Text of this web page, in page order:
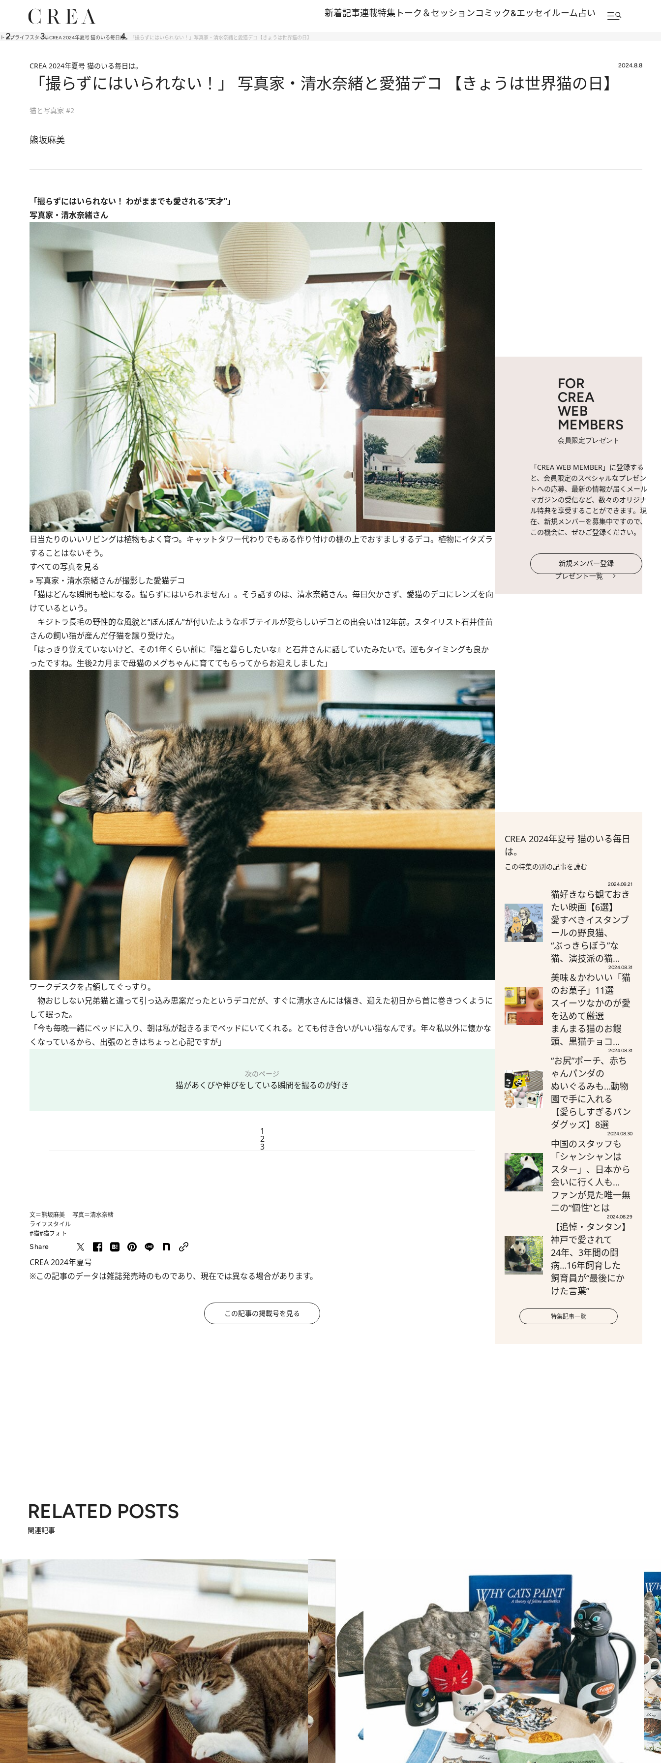
新着記事連載特集 トーク＆セッションコミック&エッセイルーム占い
トップライフスタイルCREA 2024年夏号 猫のいる毎日は。 「撮らずにはいられない！」写真家・清水奈緒と愛猫デコ【きょうは世界猫の日】
CREA 2024年夏号 猫のいる毎日は。 2024.8.8
「撮らずにはいられない！」 写真家・清水奈緒と愛猫デコ 【きょうは世界猫の日】
猫と写真家 #2
熊坂麻美
「撮らずにはいられない！ わがままでも愛される“天才”」
写真家・清水奈緒さん
日当たりのいいリビングは植物もよく育つ。キャットタワー代わりでもある作り付けの棚の上でおすましするデコ。植物にイタズラ
することはないそう。
すべての写真を見る
»写真家・清水奈緒さんが撮影した愛猫デコ
「猫はどんな瞬間も絵になる。撮らずにはいられません」。そう話すのは、清水奈緒さん。毎日欠かさず、愛猫のデコにレンズを向
けているという。
キジトラ長毛の野性的な風貌と“ぽんぽん”が付いたようなボブテイルが愛らしいデコとの出会いは12年前。スタイリスト石井佳苗
さんの飼い猫が産んだ仔猫を譲り受けた。
「はっきり覚えていないけど、その1年くらい前に『猫と暮らしたいな』と石井さんに話していたみたいで。運もタイミングも良か
ったですね。生後2カ月まで母猫のメグちゃんに育ててもらってからお迎えしました」
ワークデスクを占領してぐっすり。
物おじしない兄弟猫と違って引っ込み思案だったというデコだが、すぐに清水さんには懐き、迎えた初日から首に巻きつくように
して眠った。
「今も毎晩一緒にベッドに入り、朝は私が起きるまでベッドにいてくれる。とても付き合いがいい猫なんです。年々私以外に懐かな
くなっているから、出張のときはちょっと心配ですが」
次のページ
猫があくびや伸びをしている瞬間を撮るのが好き
1
2
3
文＝熊坂麻美 写真＝清水奈緒
ライフスタイル
#猫#猫フォト
Share
CREA 2024年夏号
※この記事のデータは雑誌発売時のものであり、現在では異なる場合があります。
この記事の掲載号を見る
FOR
CREA
WEB
MEMBERS
会員限定プレゼント
「CREA WEB MEMBER」に登録する
と、会員限定のスペシャルなプレゼン
トへの応募、最新の情報が届くメール
マガジンの受信など、数々のオリジナ
ル特典を享受することができます。現
在、新規メンバーを募集中ですので、
この機会に、ぜひご登録ください。
新規メンバー登録
プレゼント一覧
CREA 2024年夏号 猫のいる毎日
は。
この特集の別の記事を読む
2024.09.21
猫好きなら観ておき
たい映画【6選】
愛すべきイスタンブ
ールの野良猫、
“ぶっきらぼう”な
猫、演技派の猫…
2024.08.31
美味＆かわいい「猫
のお菓子」11選
スイーツなかのが愛
を込めて厳選
まんまる猫のお饅
頭、黒猫チョコ…
2024.08.31
“お尻”ポーチ、赤ち
ゃんパンダの
ぬいぐるみも…動物
園で手に入れる
【愛らしすぎるパン
ダグッズ】8選
2024.08.30
中国のスタッフも
「シャンシャンは
スター」、日本から
会いに行く人も…
ファンが見た唯一無
二の“個性”とは
2024.08.29
【追悼・タンタン】
神戸で愛されて
24年、3年間の闘
病…16年飼育した
飼育員が“最後にか
けた言葉”
特集記事一覧
RELATED POSTS
関連記事